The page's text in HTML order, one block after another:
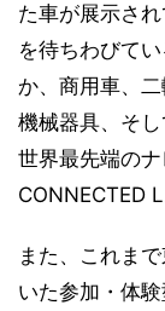
た車が展示さ
を待ちわびて
か、商用車、
機械器具、そ
世界最先端の
CONNECTED
また、これま
いた参加・体